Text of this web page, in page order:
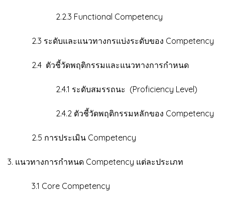
2.2.3 Functional Competency
2.3 ระดับและแนวทางกรแบ่งระดับของ Competency
2.4 ตัวชี้วัดพฤติกรรมและแนวทางการกำหนด
2.4.1 ระดับสมรรถนะ (Proficiency Level)
2.4.2 ตัวชี้วัดพฤติกรรมหลักของ Competency
2.5 การประเมิน Competency
3. แนวทางการกำหนด Competency แต่ละประเภท
3.1 Core Competency